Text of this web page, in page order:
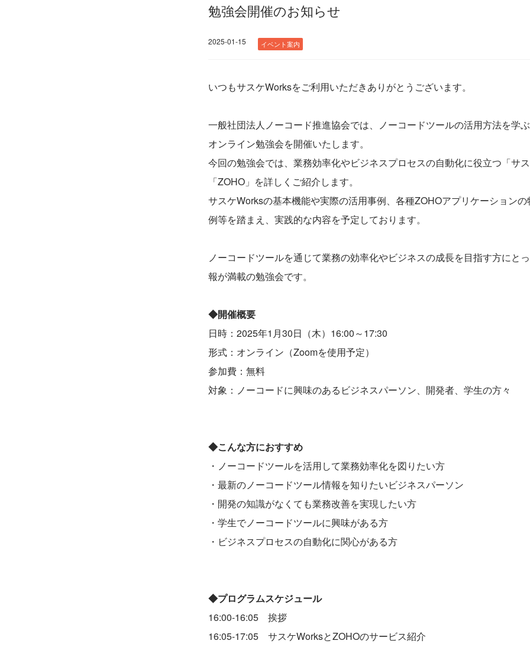
勉強会開催のお知らせ
2025-01-15 イベント案内
いつもサスケWorksをご利用いただきありがとうございます。
一般社団法人ノーコード推進協会では、ノーコードツールの活用方法を学
オンライン勉強会を開催いたします。
今回の勉強会では、業務効率化やビジネスプロセスの自動化に役立つ「サ
「ZOHO」を詳しくご紹介します。
サスケWorksの基本機能や実際の活用事例、各種ZOHOアプリケーション
例等を踏まえ、実践的な内容を予定しております。
ノーコードツールを通じて業務の効率化やビジネスの成長を目指す方にと
報が満載の勉強会です。
◆開催概要
日時：2025年1月30日（木）16:00～17:30
形式：オンライン（Zoomを使用予定）
参加費：無料
対象：ノーコードに興味のあるビジネスパーソン、開発者、学生の方々
◆こんな方におすすめ
・ノーコードツールを活用して業務効率化を図りたい方
・最新のノーコードツール情報を知りたいビジネスパーソン
・開発の知識がなくても業務改善を実現したい方
・学生でノーコードツールに興味がある方
・ビジネスプロセスの自動化に関心がある方
◆プログラムスケジュール
16:00-16:05 挨拶
16:05-17:05 サスケWorksとZOHOのサービス紹介